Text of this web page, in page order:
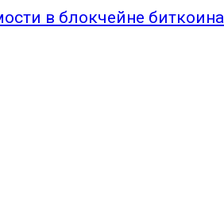
в блокчейне биткоина